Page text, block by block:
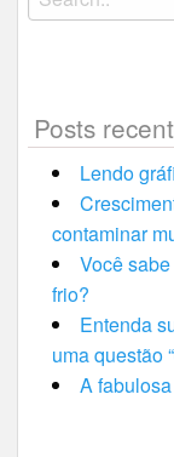
Posts
Lendo
contaminar
Você
frio?
Entenda
uma questão
A